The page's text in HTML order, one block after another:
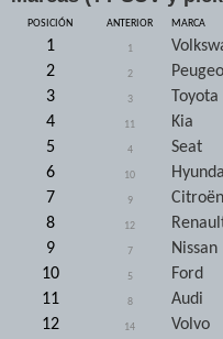
POSICIÓN ANTERIOR MARCA
1 1
2
2
3
3 Toyota
4
11 Kia
5
4 Seat
6
10
7
9 Citroën
8
12
9
7 Nissan
10
5 Ford
11
8 Audi
12
14 Volvo